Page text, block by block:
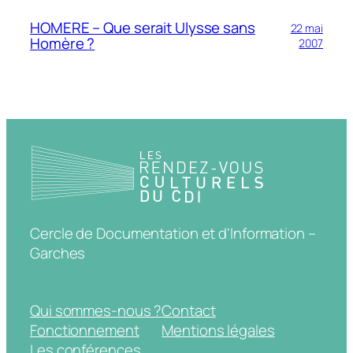
HOMERE – Que serait Ulysse sans
Homère ?
22 mai
2007
Cercle de Documentation et d'Information –
Garches
Qui sommes-nous ?
Fonctionnement
Contact
Mentions légales